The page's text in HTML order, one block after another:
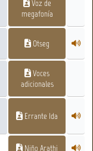
Voz de
megafonía
Otseg
Voces
adicionales
Errante Ida
Niño Arathi